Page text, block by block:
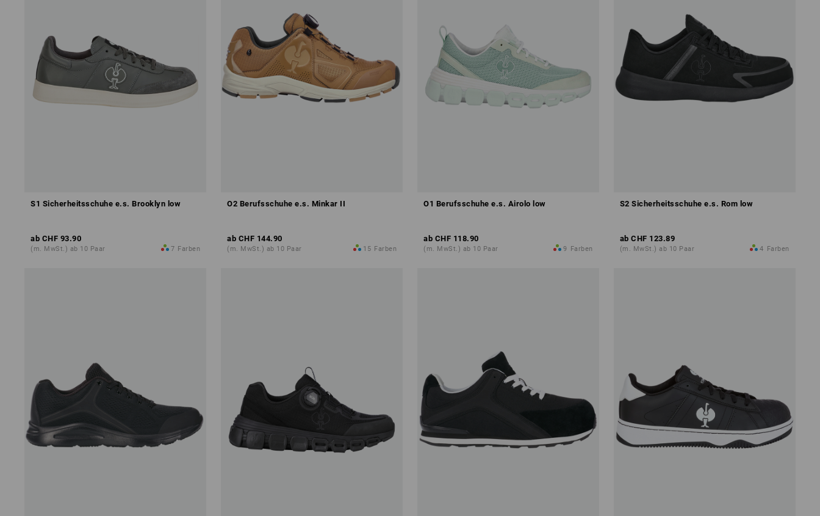
S1 Sicherheitsschuhe e.s. Brooklyn low
ab CHF 93.90
(m. MwSt.) ab 10 Paar 7 Farben
O2 Berufsschuhe e.s. Minkar II
ab CHF 144.90
(m. MwSt.) ab 10 Paar 15 Farben
O1 Berufsschuhe e.s. Airolo low
ab CHF 118.90
(m. MwSt.) ab 10 Paar 9 Farben
S2 Sicherheitsschuhe e.s. Rom low
ab CHF 123.89
(m. MwSt.) ab 10 Paar 4 Farben